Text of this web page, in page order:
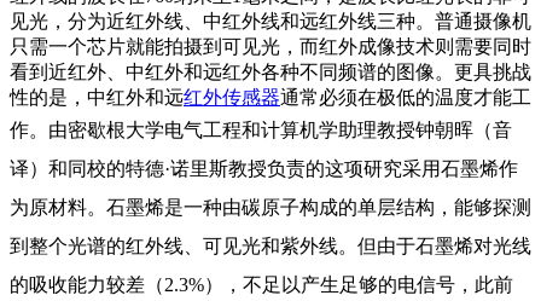
见光，分为近红外线、中红外线和远红外线三种。普通摄像机
只需一个芯片就能拍摄到可见光，而红外成像技术则需要同时
看到近红外、中红外和远红外各种不同频谱的图像。更具挑战
性的是，中红外和远红外传感器通常必须在极低的温度才能工
作。 由密歇根大学电气工程和计算机学助理教授钟朝晖（音
译）和同校的特德·诺里斯教授负责的这项研究采用石墨烯作
为原材料。石墨烯是一种由碳原子构成的单层结构，能够探测
到整个光谱的红外线、可见光和紫外线。但由于石墨烯对光线
的吸收能力较差（2.3%），不足以产生足够的电信号，此前